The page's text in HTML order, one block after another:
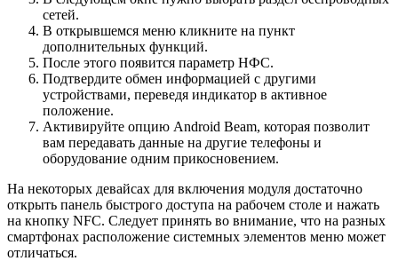
сетей.
В открывшемся меню кликните на пункт
дополнительных функций.
После этого появится параметр НФС.
Подтвердите обмен информацией с другими
устройствами, переведя индикатор в активное
положение.
Активируйте опцию Android Beam, которая позволит
вам передавать данные на другие телефоны и
оборудование одним прикосновением.
На некоторых девайсах для включения модуля достаточно
открыть панель быстрого доступа на рабочем столе и нажать
на кнопку NFC. Следует принять во внимание, что на разных
смартфонах расположение системных элементов меню может
отличаться.